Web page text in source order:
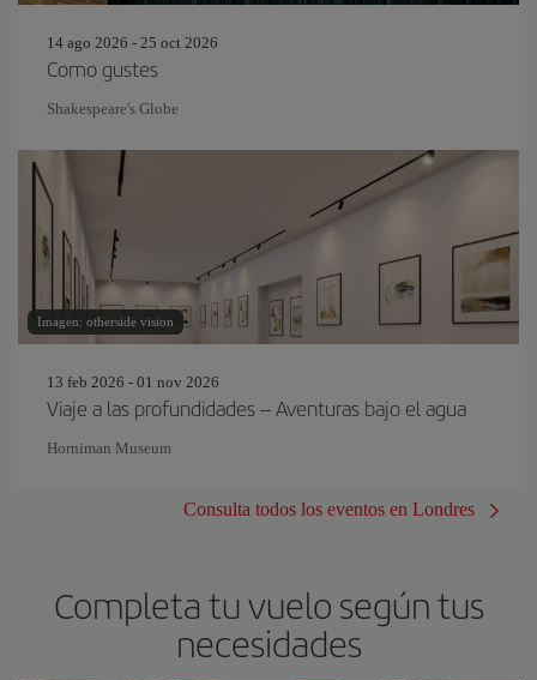
14 ago 2026 - 25 oct 2026
Como gustes
Shakespeare's Globe
Imagen: otherside vision
13 feb 2026 - 01 nov 2026
Viaje a las profundidades – Aventuras bajo el agua
Horniman Museum
Consulta todos los eventos en Londres
Completa tu vuelo según tus
necesidades